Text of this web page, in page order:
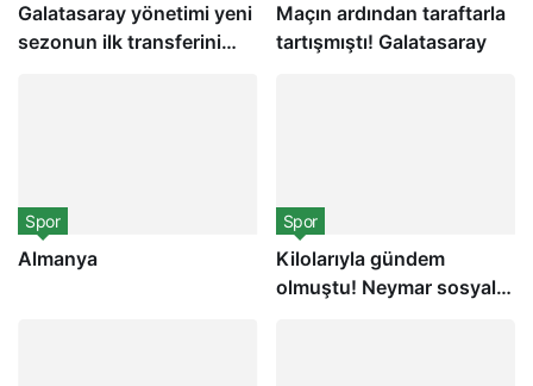
Galatasaray yönetimi yeni
sezonun ilk transferini
Maçın ardından taraftarla
tartışmıştı! Galatasaray
Spor
Almanya
Spor
Kilolarıyla gündem
olmuştu! Neymar sosyal